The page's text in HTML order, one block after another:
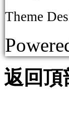
Theme
返回頂